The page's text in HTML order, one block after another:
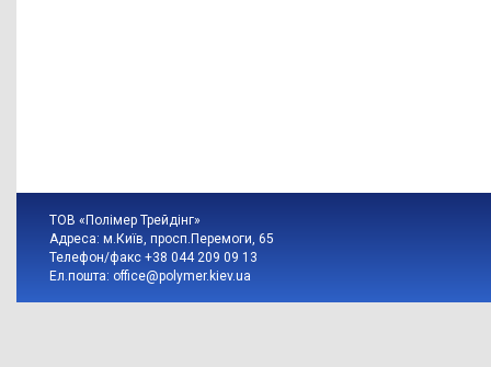
ТОВ «Полімер Трейдінг»
Адреса: м.Київ, просп.Перемоги, 65
Телефон/факс +38 044 209 09 13
Ел.пошта: office@polymer.kiev.ua